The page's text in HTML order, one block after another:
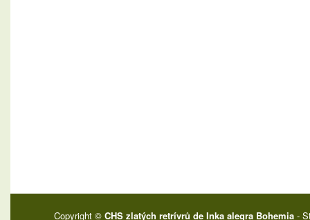
Copyright © CHS zlatých retrívrů de Inka alegra Bohemia -